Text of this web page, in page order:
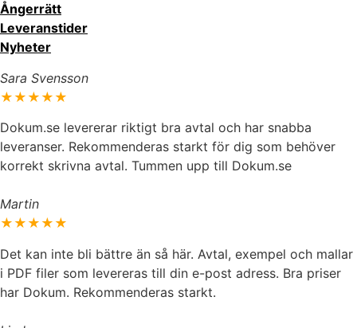
Ångerrätt
Leveranstider
Nyheter
Sara Svensson
★★★★★
Dokum.se levererar riktigt bra avtal och har snabba
leveranser. Rekommenderas starkt för dig som behöver
korrekt skrivna avtal. Tummen upp till Dokum.se
Martin
★★★★★
Det kan inte bli bättre än så här. Avtal, exempel och mallar
i PDF filer som levereras till din e-post adress. Bra priser
har Dokum. Rekommenderas starkt.